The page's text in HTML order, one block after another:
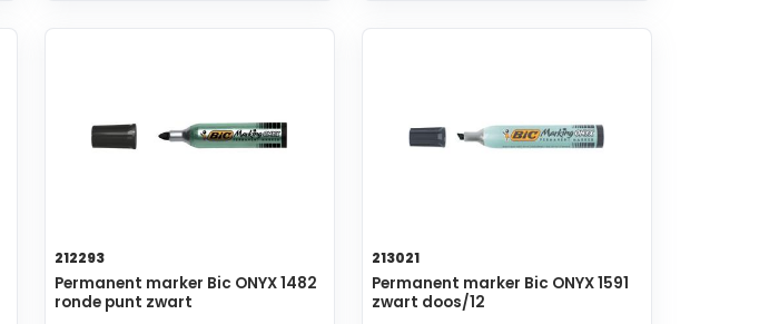
212293
Permanent marker Bic ONYX 1482
ronde punt zwart
213021
Permanent marker Bic ONYX 1591
zwart doos/12